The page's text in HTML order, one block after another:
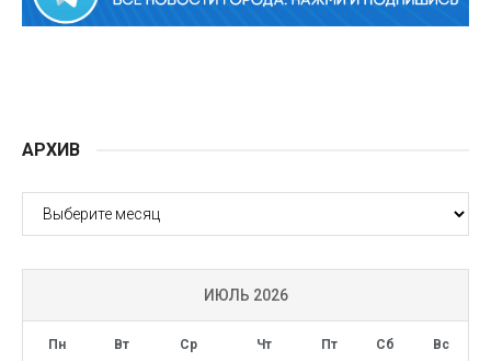
АРХИВ
АРХИВ
ИЮЛЬ 2026
Пн Вт Ср Чт Пт Сб Вс